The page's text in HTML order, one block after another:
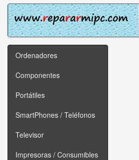
Ordenadores
Componentes
Portátiles
SmartPhones / Teléfonos
Televisor
Impresoras / Consumibles